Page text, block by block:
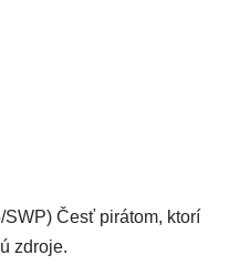
Česť pirátom, ktorí
zdroje.